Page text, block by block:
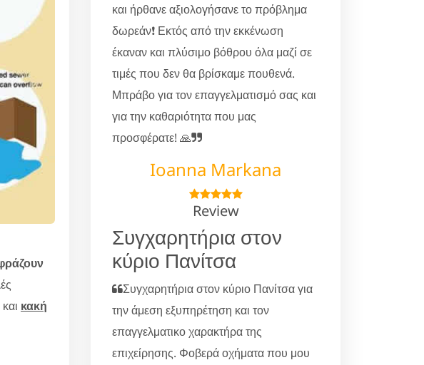
και κακή
και ήρθανε αξιολογήσανε το πρόβλημα
δωρεάν❗ Εκτός από την εκκένωση
έκαναν και πλύσιμο βόθρου όλα μαζί σε
τιμές που δεν θα βρίσκαμε πουθενά.
Μπράβο για τον επαγγελματισμό σας και
για την καθαριότητα που μας
προσφέρατε! 🙏
Ioanna Markana
Review
Συγχαρητήρια στον
κύριο Πανίτσα
Συγχαρητήρια στον κύριο Πανίτσα για
την άμεση εξυπηρέτηση και τον
επαγγελματικο χαρακτήρα της
επιχείρησης. Φοβερά οχήματα που μου